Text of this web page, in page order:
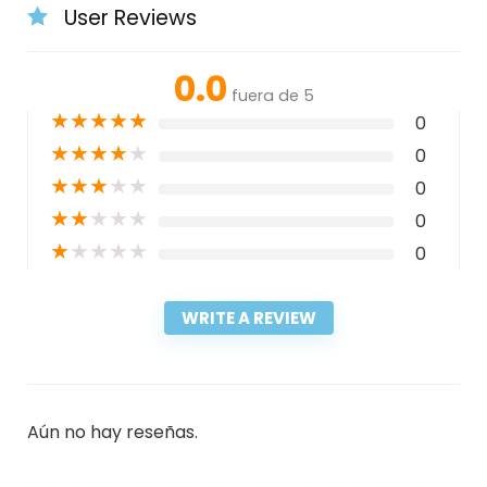
User Reviews
0.0 fuera de 5
★★★★★ 0
★★★★★ 0
★★★★★ 0
★★★★★ 0
★★★★★ 0
WRITE A REVIEW
Aún no hay reseñas.